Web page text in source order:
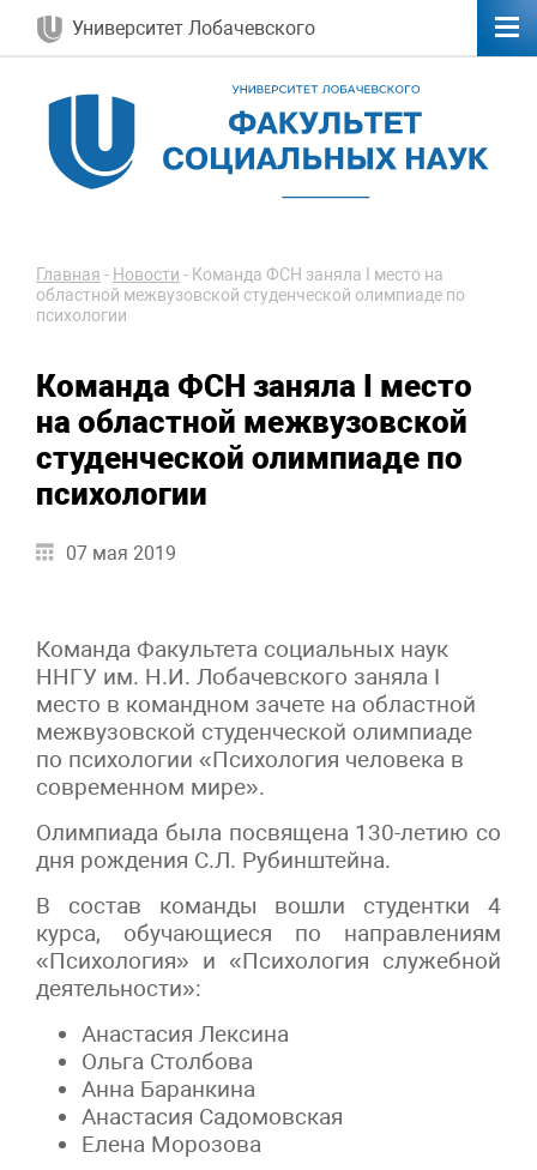
Университет Лобачевского
Главная - Новости - Команда ФСН заняла I место на
областной межвузовской студенческой олимпиаде по
психологии
Команда ФСН заняла I место
на областной межвузовской
студенческой олимпиаде по
психологии
07 мая 2019
Команда Факультета социальных наук
ННГУ им. Н.И. Лобачевского заняла I
место в командном зачете на областной
межвузовской студенческой олимпиаде
по психологии «Психология человека в
современном мире».
Олимпиада была посвящена 130-летию со
дня рождения С.Л. Рубинштейна.
В состав команды вошли студентки 4
курса, обучающиеся по направлениям
«Психология» и «Психология служебной
деятельности»:
Анастасия Лексина
Ольга Столбова
Анна Баранкина
Анастасия Садомовская
Елена Морозова